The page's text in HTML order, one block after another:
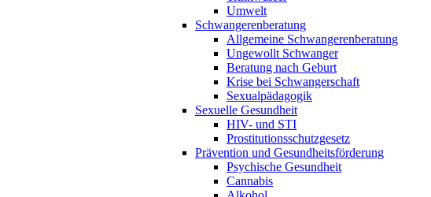
Umwelt
Schwangerenberatung
Allgemeine Schwangerenberatung
Ungewollt Schwanger
Beratung nach Geburt
Krise bei Schwangerschaft
Sexualpädagogik
Sexuelle Gesundheit
HIV- und STI
Prostitutionsschutzgesetz
Prävention und Gesundheitsförderung
Psychische Gesundheit
Cannabis